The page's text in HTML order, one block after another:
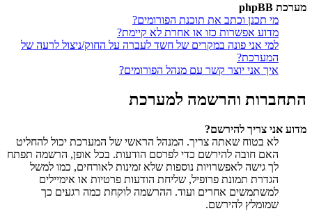
מערכת phpBB
מי תכנן וכתב את תוכנת הפורומים?
מדוע אפשרות כזו או אחרת לא קיימת?
למי אני פונה במקרים של חשד לעברה על החוק/ניצול לרעה של
המערכת?
איך אני יוצר קשר עם מנהל הפורומים?
התחברות והרשמה למערכת
מדוע אני צריך להירשם?
לא בטוח שאתה צריך. המנהל הראשי של המערכת יכול להחליט
האם חובה להירשם כדי לפרסם הודעות. בכל אופן, הרשמה תפתח
לך גישה לאפשרויות נוספות שלא זמינות לאורחים, כמו למשל
הגדרת תמונת פרופיל, שליחת הודעות פרטיות או אימיילים
למשתמשים אחרים ועוד. ההרשמה לוקחת כמה רגעים כך
שמומלץ להירשם.